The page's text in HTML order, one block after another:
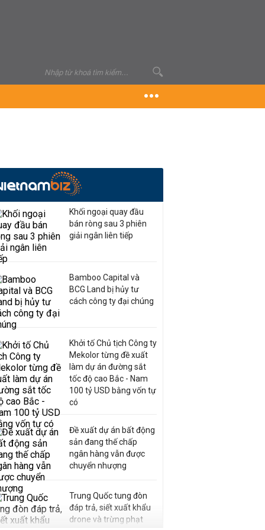
Khối ngoại quay đầu
bán ròng sau 3 phiên
giải ngân liên tiếp
Bamboo Capital và
BCG Land bị hủy tư
cách công ty đại chúng
Khởi tố Chủ tịch Công ty
Mekolor từng đề xuất
làm dự án đường sắt
tốc độ cao Bắc - Nam
100 tỷ USD bằng vốn tự
có
Đề xuất dự án bất động
sản đang thế chấp
ngân hàng vẫn được
chuyển nhượng
Trung Quốc tung đòn
đáp trả, siết xuất khẩu
drone và trừng phạt